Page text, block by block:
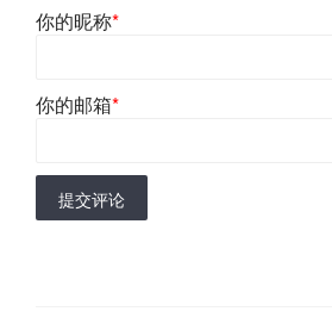
你的昵称*
你的邮箱*
提交评论